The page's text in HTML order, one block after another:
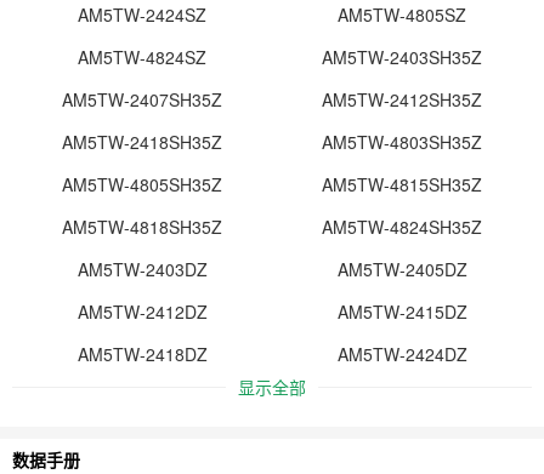
AM5TW-2424SZ
AM5TW-4805SZ
AM5TW-4824SZ
AM5TW-2403SH35Z
AM5TW-2407SH35Z
AM5TW-2412SH35Z
AM5TW-2418SH35Z
AM5TW-4803SH35Z
AM5TW-4805SH35Z
AM5TW-4815SH35Z
AM5TW-4818SH35Z
AM5TW-4824SH35Z
AM5TW-2403DZ
AM5TW-2405DZ
AM5TW-2412DZ
AM5TW-2415DZ
AM5TW-2418DZ
AM5TW-2424DZ
显示全部
数据手册